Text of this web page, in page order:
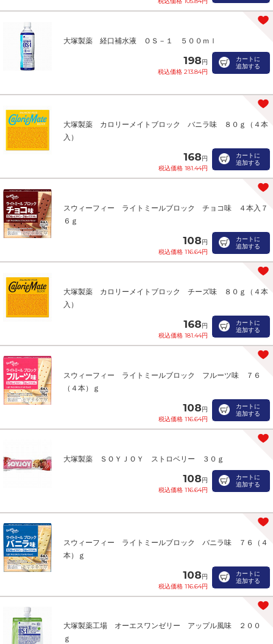
大塚製薬 経口補水液 ＯＳ－１ ５００ｍｌ
198円
税込価格 213.84円
カートに
追加する
大塚製薬 カロリーメイトブロック バニラ味 ８０ｇ（４本
入）
168円
税込価格 181.44円
カートに
追加する
スウィーフィー ライトミールブロック チョコ味 ４本入７
６ｇ
108円
税込価格 116.64円
カートに
追加する
大塚製薬 カロリーメイトブロック チーズ味 ８０ｇ（４本
入）
168円
税込価格 181.44円
カートに
追加する
スウィーフィー ライトミールブロック フルーツ味 ７６
（４本）ｇ
108円
税込価格 116.64円
カートに
追加する
大塚製薬 ＳＯＹＪＯＹ ストロベリー ３０ｇ
108円
税込価格 116.64円
カートに
追加する
スウィーフィー ライトミールブロック バニラ味 ７６（４
本）ｇ
108円
税込価格 116.64円
カートに
追加する
大塚製薬工場 オーエスワンゼリー アップル風味 ２００
ｇ